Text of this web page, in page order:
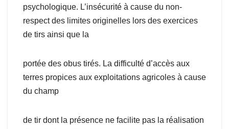
psychologique. L’insécurité à cause du non-
respect des limites originelles lors des exercices
de tirs ainsi que la
portée des obus tirés. La difficulté d’accès aux
terres propices aux exploitations agricoles à cause
du champ
de tir dont la présence ne facilite pas la réalisation